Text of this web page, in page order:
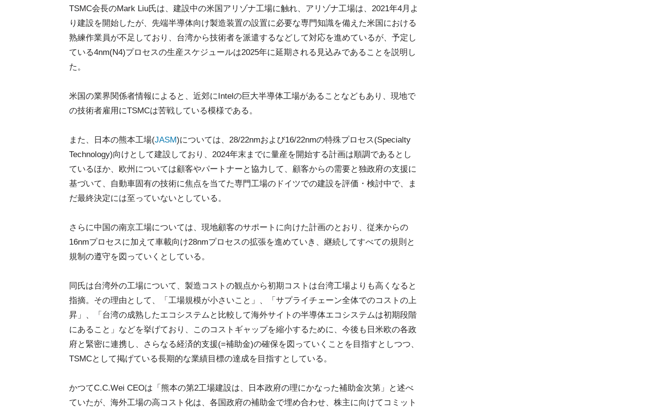
TSMC会長のMark Liu氏は、建設中の米国アリゾナ工場に触れ、アリゾナ工場は、2021年4月よ
り建設を開始したが、先端半導体向け製造装置の設置に必要な専門知識を備えた米国における
熟練作業員が不足しており、台湾から技術者を派遣するなどして対応を進めているが、予定し
ている4nm(N4)プロセスの生産スケジュールは2025年に延期される見込みであることを説明し
た。
米国の業界関係者情報によると、近郊にIntelの巨大半導体工場があることなどもあり、現地で
の技術者雇用にTSMCは苦戦している模様である。
また、日本の熊本工場(JASM)については、28/22nmおよび16/22nmの特殊プロセス(Specialty
Technology)向けとして建設しており、2024年末までに量産を開始する計画は順調であるとし
ているほか、欧州については顧客やパートナーと協力して、顧客からの需要と独政府の支援に
基づいて、自動車固有の技術に焦点を当てた専門工場のドイツでの建設を評価・検討中で、ま
だ最終決定には至っていないとしている。
さらに中国の南京工場については、現地顧客のサポートに向けた計画のとおり、従来からの
16nmプロセスに加えて車載向け28nmプロセスの拡張を進めていき、継続してすべての規則と
規制の遵守を図っていくとしている。
同氏は台湾外の工場について、製造コストの観点から初期コストは台湾工場よりも高くなると
指摘。その理由として、「工場規模が小さいこと」、「サプライチェーン全体でのコストの上
昇」、「台湾の成熟したエコシステムと比較して海外サイトの半導体エコシステムは初期段階
にあること」などを挙げており、このコストギャップを縮小するために、今後も日米欧の各政
府と緊密に連携し、さらなる経済的支援(=補助金)の確保を図っていくことを目指すとしつつ、
TSMCとして掲げている長期的な業績目標の達成を目指すとしている。
かつてC.C.Wei CEOは「熊本の第2工場建設は、日本政府の理にかなった補助金次第」と述べ
ていたが、海外工場の高コスト化は、各国政府の補助金で埋め合わせ、株主に向けてコミット